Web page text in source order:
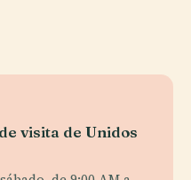
visita de Unidos